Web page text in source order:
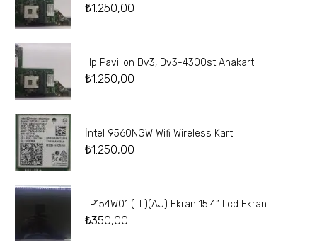
₺1.250,00
Hp Pavilion Dv3, Dv3-4300st Anakart
₺1.250,00
İntel 9560NGW Wifi Wireless Kart
₺1.250,00
LP154W01 (TL)(AJ) Ekran 15.4” Lcd Ekran
₺350,00